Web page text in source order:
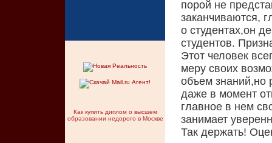
Как купить диплом о высшем
образовании недорого в Москве
порой не
заканчиваются,
о студентах,он
студентов.
Этот человек
меру своих
объем знаний,но
даже в момент
главное в нем
занимает
Так держать!